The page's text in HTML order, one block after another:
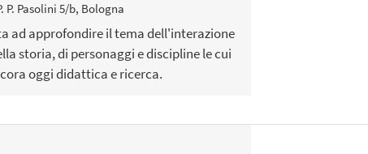
P. Pasolini 5/b, Bologna
ad approfondire il tema dell'interazione
storia, di personaggi e discipline le cui
oggi didattica e ricerca.